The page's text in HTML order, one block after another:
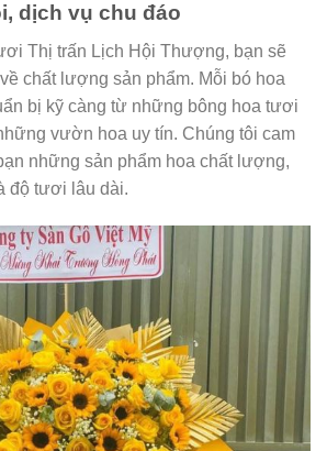
dịch vụ chu đáo
Thị trấn Lịch Hội Thượng, bạn sẽ
chất lượng sản phẩm. Mỗi bó hoa
bị kỹ càng từ những bông hoa tươi
vườn hoa uy tín. Chúng tôi cam
những sản phẩm hoa chất lượng,
độ tươi lâu dài.